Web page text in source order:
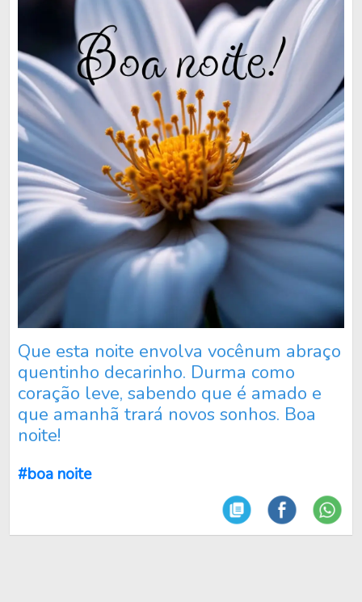
Que esta noite envolva vocênum abraço
quentinho decarinho. Durma como
coração leve, sabendo que é amado e
que amanhã trará novos sonhos. Boa
noite!
#boa noite